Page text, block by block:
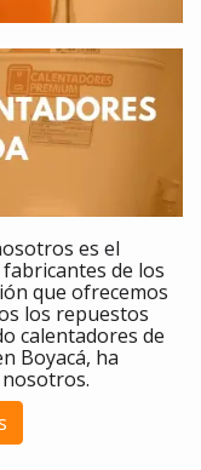
es el
de los
que ofrecemos
los repuestos
calentadores de
Boyacá, ha